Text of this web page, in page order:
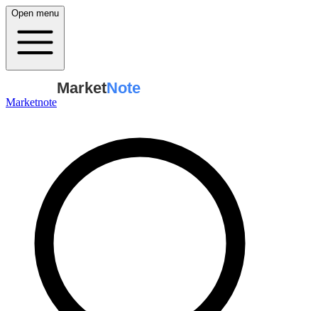
Open menu
Marketnote
MarketNote